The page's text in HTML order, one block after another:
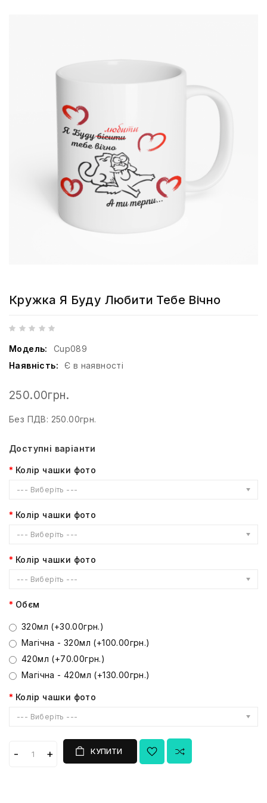
Кружка Я Буду Любити Тебе Вічно
Модель:
Cup089
Наявність:
Є в наявності
250.00грн.
Без ПДВ: 250.00грн.
Доступні варіанти
Колір чашки фото
--- Виберіть ---
Колір чашки фото
--- Виберіть ---
Колір чашки фото
--- Виберіть ---
Обєм
320мл (+30.00грн.)
Магічна - 320мл (+100.00грн.)
420мл (+70.00грн.)
Магічна - 420мл (+130.00грн.)
Колір чашки фото
--- Виберіть ---
КУПИТИ